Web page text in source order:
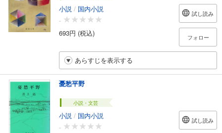
小説 / 国内小説
-
693円 (税込)
試し読み
フォロー
あらすじを表示する
憂愁平野
小説・文芸
小説 / 国内小説
-
試し読み